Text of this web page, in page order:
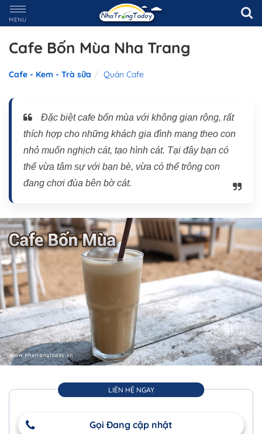
MENU
Cafe Bốn Mùa Nha Trang
Cafe - Kem - Trà sữa Quán Cafe
Đặc biệt cafe bốn mùa với không gian rộng, rất
thích hợp cho những khách gia đình mang theo con
nhỏ muốn nghịch cát, tạo hình cát. Tại đây bạn có
thể vừa tâm sự với bạn bè, vừa có thể trông con
đang chơi đùa bên bờ cát.
LIÊN HỆ NGAY
Gọi Đang cập nhật